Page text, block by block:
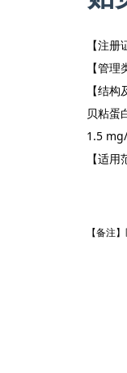
【注
【管
【结
贝粘蛋
1.5
【适
【备注